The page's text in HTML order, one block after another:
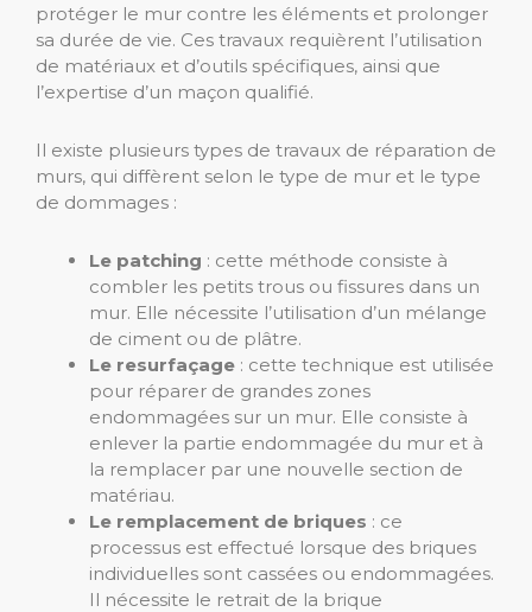
protéger le mur contre les éléments et prolonger
sa durée de vie. Ces travaux requièrent l’utilisation
de matériaux et d’outils spécifiques, ainsi que
l’expertise d’un maçon qualifié.
Il existe plusieurs types de travaux de réparation de
murs, qui diffèrent selon le type de mur et le type
de dommages :
Le patching : cette méthode consiste à
combler les petits trous ou fissures dans un
mur. Elle nécessite l’utilisation d’un mélange
de ciment ou de plâtre.
Le resurfaçage : cette technique est utilisée
pour réparer de grandes zones
endommagées sur un mur. Elle consiste à
enlever la partie endommagée du mur et à
la remplacer par une nouvelle section de
matériau.
Le remplacement de briques : ce
processus est effectué lorsque des briques
individuelles sont cassées ou endommagées.
Il nécessite le retrait de la brique